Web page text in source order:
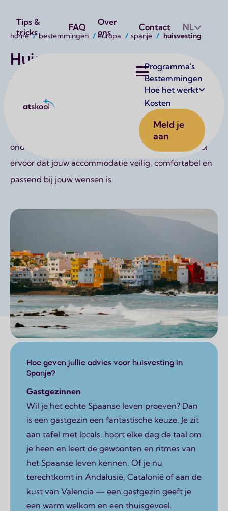
Utilities
Tips &
tricks
FAQ
Over
ons
Contact NL
Atskool
Hoofdnavigatie
Programma's
Bestemmingen
Hoe het werkt
Kosten
Meld je
aan
Kruimelpad
home bestemmingen europa spanje huisvesting
Huisvesting
Een avontuur in Spanje voelt als een combinatie van
cultuur, zon en nieuwe ontdekkingen. Of je nu komt
om Spaans te leren, te studeren of gewoon de wereld
te verkennen — jouw verblijf vormt een belangrijk
onderdeel van deze ervaring. Daarom zorgt AtSkool
ervoor dat jouw accommodatie veilig, comfortabel en
passend bij jouw wensen is.
Page content
Hoe geven jullie advies voor huisvesting in
Spanje?
Gastgezinnen
Wil je het echte Spaanse leven proeven? Dan
is een gastgezin een fantastische keuze. Je zit
aan tafel met locals, hoort elke dag de taal om
je heen en leert de gewoonten en ritmes van
het Spaanse leven kennen. Of je nu
terechtkomt in Andalusië, Catalonië of aan de
kust van Valencia — een gastgezin geeft je
een warm welkom en een thuisgevoel.